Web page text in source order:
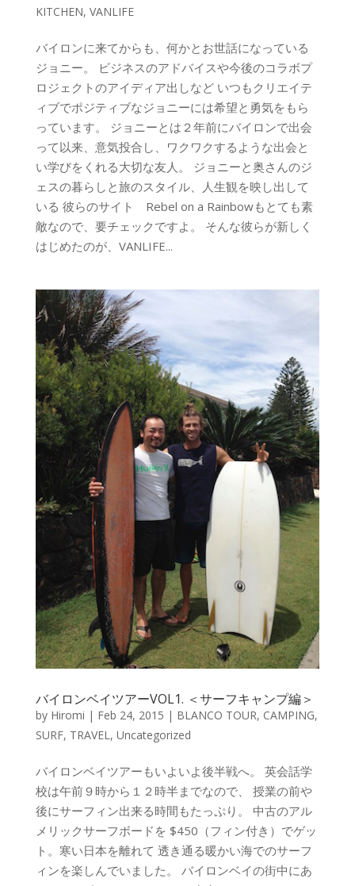
KITCHEN, VANLIFE
バイロンに来てからも、何かとお世話になっている
ジョニー。 ビジネスのアドバイスや今後のコラボプ
ロジェクトのアイディア出しなど いつもクリエイテ
ィブでポジティブなジョニーには希望と勇気をもら
っています。 ジョニーとは２年前にバイロンで出会
って以来、意気投合し、ワクワクするような出会と
い学びをくれる大切な友人。 ジョニーと奥さんのジ
ェスの暮らしと旅のスタイル、人生観を映し出して
いる 彼らのサイト Rebel on a Rainbowもとても素
敵なので、要チェックですよ。 そんな彼らが新しく
はじめたのが、VANLIFE...
バイロンベイツアーVOL1. ＜サーフキャンプ編＞
by Hiromi | Feb 24, 2015 | BLANCO TOUR, CAMPING,
SURF, TRAVEL , Uncategorized
バイロンベイツアーもいよいよ後半戦へ。 英会話学
校は午前９時から１２時半までなので、 授業の前や
後にサーフィン出来る時間もたっぷり。 中古のアル
メリックサーフボードを $450（フィン付き）でゲッ
ト。寒い日本を離れて 透き通る暖かい海でのサーフ
ィンを楽しんでいました。 バイロンベイの街中にあ